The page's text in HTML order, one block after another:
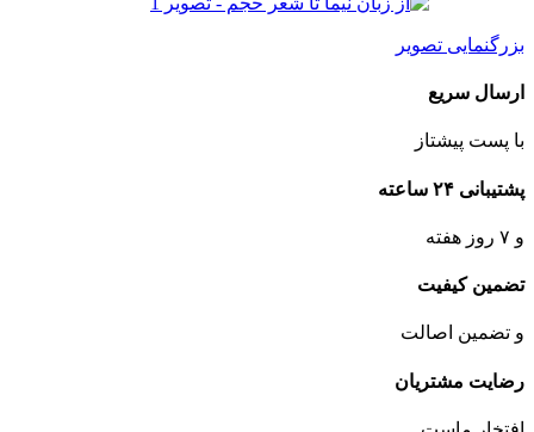
بزرگنمایی تصویر
ارسال سریع
با پست پیشتاز
پشتیبانی ۲۴ ساعته
و ۷ روز هفته
تضمین کیفیت
و تضمین اصالت
رضایت مشتریان